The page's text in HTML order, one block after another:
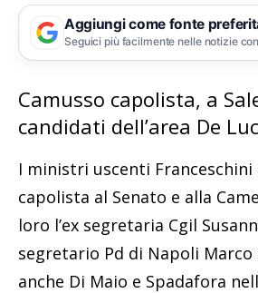
Aggiungi come fonte
Seguici più facilmente nelle notizie
Camusso capolista, a
candidati dell’area De
I ministri uscenti Franceschini
capolista al Senato e alla
loro l’ex segretaria Cgil
segretario Pd di Napoli Marco
anche Di Maio e Spadafora